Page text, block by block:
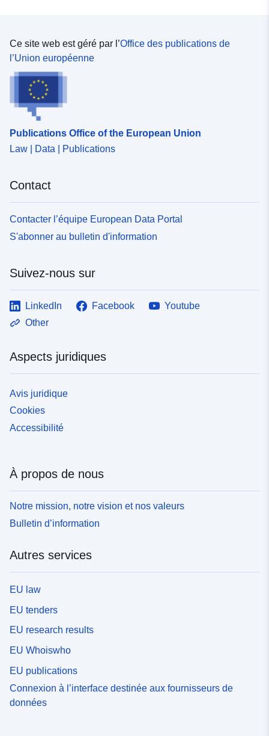
Ce site web est géré par l’Office des publications de
l’Union européenne
Publications Office of the European Union
Law | Data | Publications
Contact
Contacter l’équipe European Data Portal
S'abonner au bulletin d'information
Suivez-nous sur
LinkedIn Facebook
Youtube
Other
Aspects juridiques
Avis juridique
Cookies
Accessibilité
À propos de nous
Notre mission, notre vision et nos valeurs
Bulletin d’information
Autres services
EU law
EU tenders
EU research results
EU Whoiswho
EU publications
Connexion à l’interface destinée aux fournisseurs de
données